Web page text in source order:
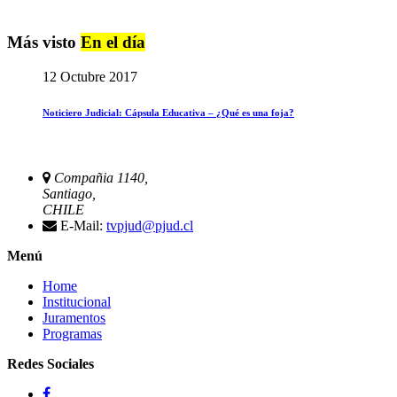
Más visto En el día
12 Octubre 2017
Noticiero Judicial: Cápsula Educativa – ¿Qué es una foja?
Compañia 1140,
Santiago,
CHILE
E-Mail: tvpjud@pjud.cl
Menú
Home
Institucional
Juramentos
Programas
Redes Sociales